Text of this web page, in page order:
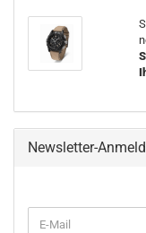
Newsletter-
ZUR
E-